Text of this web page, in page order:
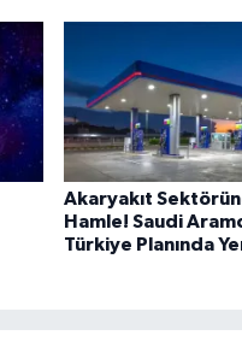
Akaryakıt
Hamle! Saudi
Türkiye Planında